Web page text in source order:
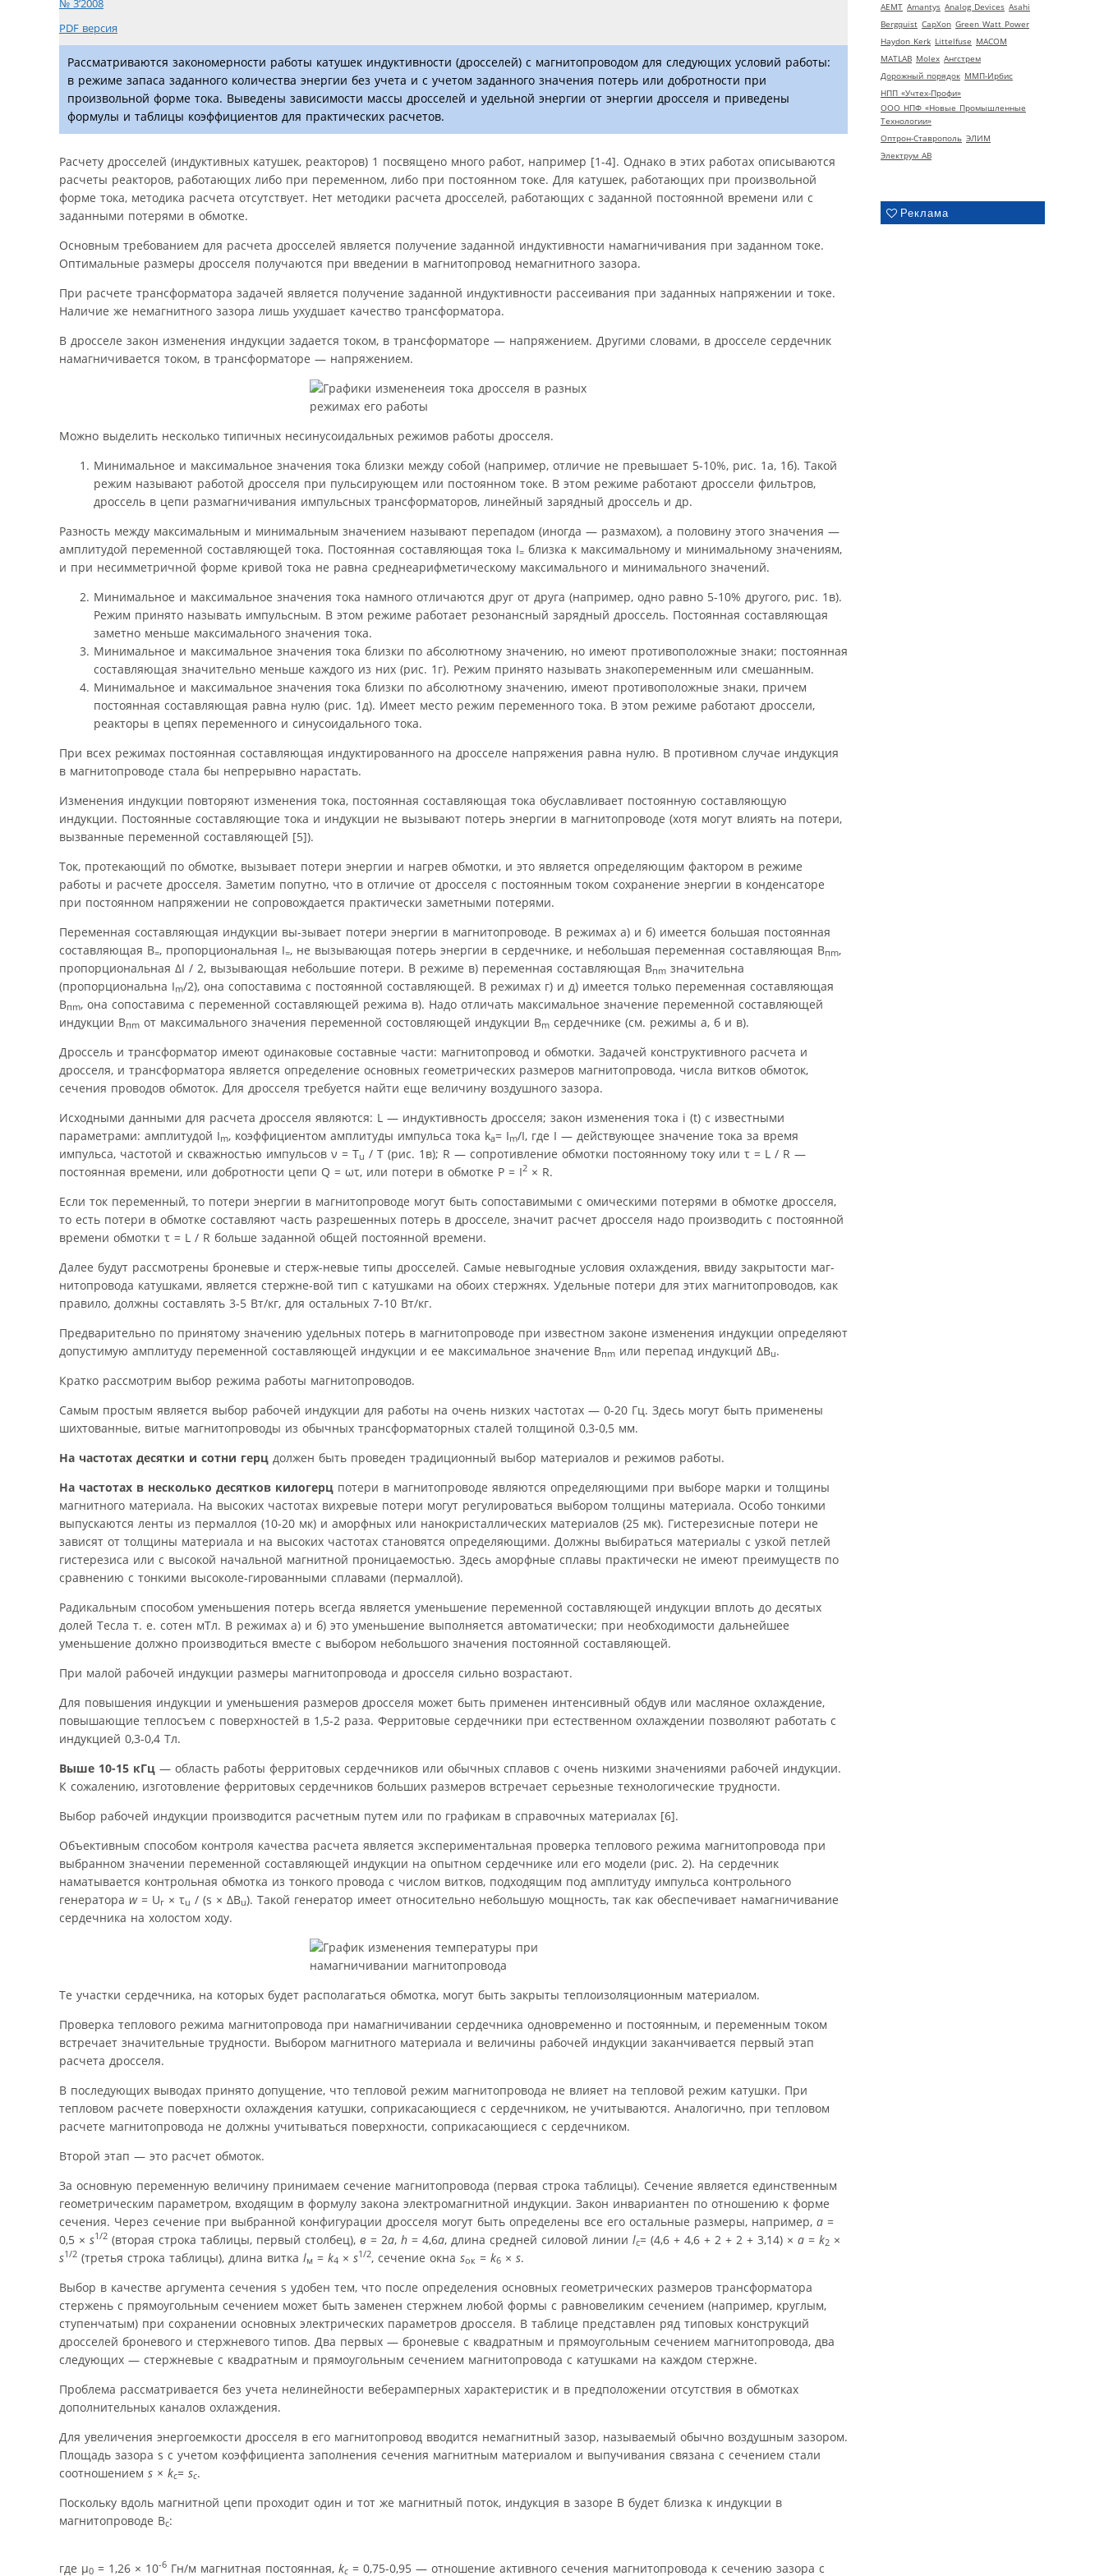
AEMT Amantys Analog Devices Asahi
Bergquist CapXon Green Watt Power
Haydon Kerk Littelfuse MACOM
MATLAB Molex Ангстрем
Дорожный порядок ММП-Ирбис
НПП «Учтех-Профи»
ООО НПФ «Новые Промышленные
Технологии»
Оптрон-Ставрополь ЭЛИМ
Электрум АВ
Реклама
№ 3’2008
PDF версия
Рассматриваются закономерности работы катушек индуктивности (дросселей) с магнитопроводом для следующих условий работы:
в режиме запаса заданного количества энергии без учета и с учетом заданного значения потерь или добротности при
произвольной форме тока. Выведены зависимости массы дросселей и удельной энергии от энергии дросселя и приведены
формулы и таблицы коэффициентов для практических расчетов.
Расчету дросселей (индуктивных катушек, реакторов) 1 посвящено много работ, например [1-4]. Однако в этих работах описываются
расчеты реакторов, работающих либо при переменном, либо при постоянном токе. Для катушек, работающих при произвольной
форме тока, методика расчета отсутствует. Нет методики расчета дросселей, работающих с заданной постоянной времени или с
заданными потерями в обмотке.
Основным требованием для расчета дросселей является получение заданной индуктивности намагничивания при заданном токе.
Оптимальные размеры дросселя получаются при введении в магнитопровод немагнитного зазора.
При расчете трансформатора задачей является получение заданной индуктивности рассеивания при заданных напряжении и токе.
Наличие же немагнитного зазора лишь ухудшает качество трансформатора.
В дросселе закон изменения индукции задается током, в трансформаторе — напряжением. Другими словами, в дросселе сердечник
намагничивается током, в трансформаторе — напряжением.
Можно выделить несколько типичных несинусоидальных режимов работы дросселя.
Минимальное и максимальное значения тока близки между собой (например, отличие не превышает 5-10%, рис. 1а, 1б). Такой
режим называют работой дросселя при пульсирующем или постоянном токе. В этом режиме работают дроссели фильтров,
дроссель в цепи размагничивания импульсных трансформаторов, линейный зарядный дроссель и др.
Разность между максимальным и минимальным значением называют перепадом (иногда — размахом), а половину этого значения —
амплитудой переменной составляющей тока. Постоянная составляющая тока I= близка к максимальному и минимальному значениям,
и при несимметричной форме кривой тока не равна среднеарифметическому максимального и минимального значений.
Минимальное и максимальное значения тока намного отличаются друг от друга (например, одно равно 5-10% другого, рис. 1в).
Режим принято называть импульсным. В этом режиме работает резонансный зарядный дроссель. Постоянная составляющая
заметно меньше максимального значения тока.
Минимальное и максимальное значения тока близки по абсолютному значению, но имеют противоположные знаки; постоянная
составляющая значительно меньше каждого из них (рис. 1г). Режим принято называть знакопеременным или смешанным.
Минимальное и максимальное значения тока близки по абсолютному значению, имеют противоположные знаки, причем
постоянная составляющая равна нулю (рис. 1д). Имеет место режим переменного тока. В этом режиме работают дроссели,
реакторы в цепях переменного и синусоидального тока.
При всех режимах постоянная составляющая индуктированного на дросселе напряжения равна нулю. В противном случае индукция
в магнитопроводе стала бы непрерывно нарастать.
Изменения индукции повторяют изменения тока, постоянная составляющая тока обуславливает постоянную составляющую
индукции. Постоянные составляющие тока и индукции не вызывают потерь энергии в магнитопроводе (хотя могут влиять на потери,
вызванные переменной составляющей [5]).
Ток, протекающий по обмотке, вызывает потери энергии и нагрев обмотки, и это является определяющим фактором в режиме
работы и расчете дросселя. Заметим попутно, что в отличие от дросселя с постоянным током сохранение энергии в конденсаторе
при постоянном напряжении не сопровождается практически заметными потерями.
Переменная составляющая индукции вы-зывает потери энергии в магнитопроводе. В режимах а) и б) имеется большая постоянная
составляющая В=, пропорциональная I=, не вызывающая потерь энергии в сердечнике, и небольшая переменная составляющая Bпm,
пропорциональная ΔI / 2, вызывающая небольшие потери. В режиме в) переменная составляющая Bпm значительна
(пропорциональна Im/2), она сопоставима с постоянной составляющей. В режимах г) и д) имеется только переменная составляющая
Bпm, она сопоставима с переменной составляющей режима в). Надо отличать максимальное значение переменной составляющей
индукции Bпm от максимального значения переменной состовляющей индукции Bm сердечнике (см. режимы а, б и в).
Дроссель и трансформатор имеют одинаковые составные части: магнитопровод и обмотки. Задачей конструктивного расчета и
дросселя, и трансформатора является определение основных геометрических размеров магнитопровода, числа витков обмоток,
сечения проводов обмоток. Для дросселя требуется найти еще величину воздушного зазора.
Исходными данными для расчета дросселя являются: L — индуктивность дросселя; закон изменения тока i (t) с известными
параметрами: амплитудой Im, коэффициентом амплитуды импульса тока ka= Im/I, где I — действующее значение тока за время
импульса, частотой и скважностью импульсов ν = Tu / T (рис. 1в); R — сопротивление обмотки постоянному току или τ = L / R —
постоянная времени, или добротности цепи Q = ωτ, или потери в обмотке Р = I2 × R.
Если ток переменный, то потери энергии в магнитопроводе могут быть сопоставимыми с омическими потерями в обмотке дросселя,
то есть потери в обмотке составляют часть разрешенных потерь в дросселе, значит расчет дросселя надо производить с постоянной
времени обмотки τ = L / R больше заданной общей постоянной времени.
Далее будут рассмотрены броневые и стерж-невые типы дросселей. Самые невыгодные условия охлаждения, ввиду закрытости маг-
нитопровода катушками, является стержне-вой тип с катушками на обоих стержнях. Удельные потери для этих магнитопроводов, как
правило, должны составлять 3-5 Вт/кг, для остальных 7-10 Вт/кг.
Предварительно по принятому значению удельных потерь в магнитопроводе при известном законе изменения индукции определяют
допустимую амплитуду переменной составляющей индукции и ее максимальное значение Bпm или перепад индукций ΔBu.
Кратко рассмотрим выбор режима работы магнитопроводов.
Самым простым является выбор рабочей индукции для работы на очень низких частотах — 0-20 Гц. Здесь могут быть применены
шихтованные, витые магнитопроводы из обычных трансформаторных сталей толщиной 0,3-0,5 мм.
На частотах десятки и сотни герц должен быть проведен традиционный выбор материалов и режимов работы.
На частотах в несколько десятков килогерц потери в магнитопроводе являются определяющими при выборе марки и толщины
магнитного материала. На высоких частотах вихревые потери могут регулироваться выбором толщины материала. Особо тонкими
выпускаются ленты из пермаллоя (10-20 мк) и аморфных или нанокристаллических материалов (25 мк). Гистерезисные потери не
зависят от толщины материала и на высоких частотах становятся определяющими. Должны выбираться материалы с узкой петлей
гистерезиса или с высокой начальной магнитной проницаемостью. Здесь аморфные сплавы практически не имеют преимуществ по
сравнению с тонкими высоколе-гированными сплавами (пермаллой).
Радикальным способом уменьшения потерь всегда является уменьшение переменной составляющей индукции вплоть до десятых
долей Тесла т. е. сотен мТл. В режимах а) и б) это уменьшение выполняется автоматически; при необходимости дальнейшее
уменьшение должно производиться вместе с выбором небольшого значения постоянной составляющей.
При малой рабочей индукции размеры магнитопровода и дросселя сильно возрастают.
Для повышения индукции и уменьшения размеров дросселя может быть применен интенсивный обдув или масляное охлаждение,
повышающие теплосъем с поверхностей в 1,5-2 раза. Ферритовые сердечники при естественном охлаждении позволяют работать с
индукцией 0,3-0,4 Тл.
Выше 10-15 кГц — область работы ферритовых сердечников или обычных сплавов с очень низкими значениями рабочей индукции.
К сожалению, изготовление ферритовых сердечников больших размеров встречает серьезные технологические трудности.
Выбор рабочей индукции производится расчетным путем или по графикам в справочных материалах [6].
Объективным способом контроля качества расчета является экспериментальная проверка теплового режима магнитопровода при
выбранном значении переменной составляющей индукции на опытном сердечнике или его модели (рис. 2). На сердечник
наматывается контрольная обмотка из тонкого провода с числом витков, подходящим под амплитуду импульса контрольного
генератора w= Uг × τu / (s × ΔBu). Такой генератор имеет относительно небольшую мощность, так как обеспечивает намагничивание
сердечника на холостом ходу.
Те участки сердечника, на которых будет располагаться обмотка, могут быть закрыты теплоизоляционным материалом.
Проверка теплового режима магнитопровода при намагничивании сердечника одновременно и постоянным, и переменным током
встречает значительные трудности. Выбором магнитного материала и величины рабочей индукции заканчивается первый этап
расчета дросселя.
В последующих выводах принято допущение, что тепловой режим магнитопровода не влияет на тепловой режим катушки. При
тепловом расчете поверхности охлаждения катушки, соприкасающиеся с сердечником, не учитываются. Аналогично, при тепловом
расчете магнитопровода не должны учитываться поверхности, соприкасающиеся с сердечником.
Второй этап — это расчет обмоток.
За основную переменную величину принимаем сечение магнитопровода (первая строка таблицы). Сечение является единственным
геометрическим параметром, входящим в формулу закона электромагнитной индукции. Закон инвариантен по отношению к форме
сечения. Через сечение при выбранной конфигурации дросселя могут быть определены все его остальные размеры, например, а =
0,5 × s1/2 (вторая строка таблицы, первый столбец), в = 2а, h = 4,6а, длина средней силовой линии lс= (4,6 + 4,6 + 2 + 2 + 3,14) × а = k2 ×
s1/2 (третья строка таблицы), длина витка lм = k4 × s1/2, сечение окна sок = k6 × s.
Выбор в качестве аргумента сечения s удобен тем, что после определения основных геометрических размеров трансформатора
стержень с прямоугольным сечением может быть заменен стержнем любой формы с равновеликим сечением (например, круглым,
ступенчатым) при сохранении основных электрических параметров дросселя. В таблице представлен ряд типовых конструкций
дросселей броневого и стержневого типов. Два первых — броневые с квадратным и прямоугольным сечением магнитопровода, два
следующих — стержневые с квадратным и прямоугольным сечением магнитопровода с катушками на каждом стержне.
Проблема рассматривается без учета нелинейности веберамперных характеристик и в предположении отсутствия в обмотках
дополнительных каналов охлаждения.
Для увеличения энергоемкости дросселя в его магнитопровод вводится немагнитный зазор, называемый обычно воздушным зазором.
Площадь зазора s с учетом коэффициента заполнения сечения магнитным материалом и выпучивания связана с сечением стали
соотношением s × kc= sc.
Поскольку вдоль магнитной цепи проходит один и тот же магнитный поток, индукция в зазоре В будет близка к индукции в
магнитопроводе Bc:
где μ0 = 1,26 × 10-6 Гн/м магнитная постоянная, kс = 0,75-0,95 — отношение активного сечения магнитопровода к сечению зазора с